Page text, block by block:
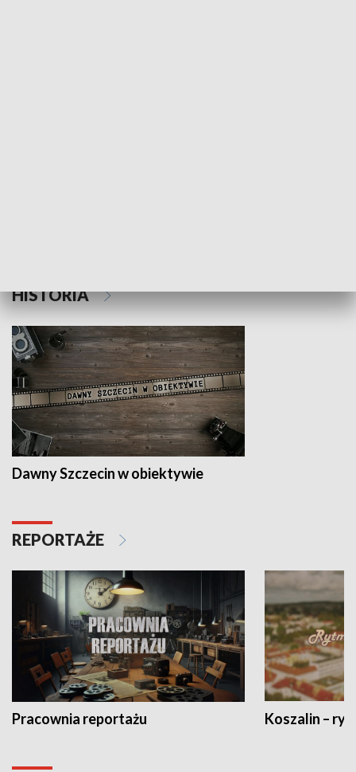
HISTORIA
Dawny Szczecin w obiektywie
REPORTAŻE
Pracownia reportażu Koszalin –